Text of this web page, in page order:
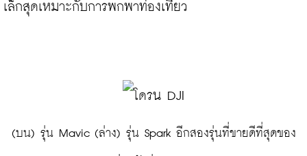
เล็กสุดเหมาะกับการพกพาท่องเที่ยว